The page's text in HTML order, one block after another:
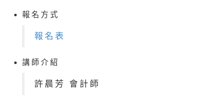
報名方式
報名表
講師介紹
許晨芳 會計師